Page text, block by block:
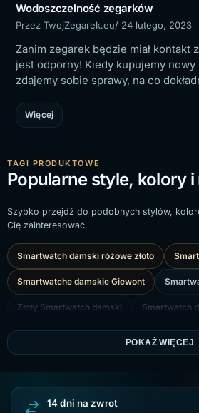
Wodoszczelność zegarków
Przez TwojZegarek.eu/ 24 lutego, 2023
Zanim zegarek będzie miał kontakt
jest odporny! Kiedy kupujemy
zdajemy sobie sprawy, na co
Więcej
TAGI PRODUKTOWE
Popularne style, kolory i
Szybko przejdź do podobnych stylów,
Cię zainteresować.
Smartwatch damski różowe złoto
Smartwatche damskie Giewont
Złoty Smartwatch damski Smartwatch
POKAŻ WIĘCEJ
14 dni na zwrot